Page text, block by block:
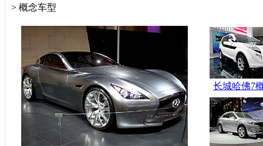
> 概念车型
长城哈佛7